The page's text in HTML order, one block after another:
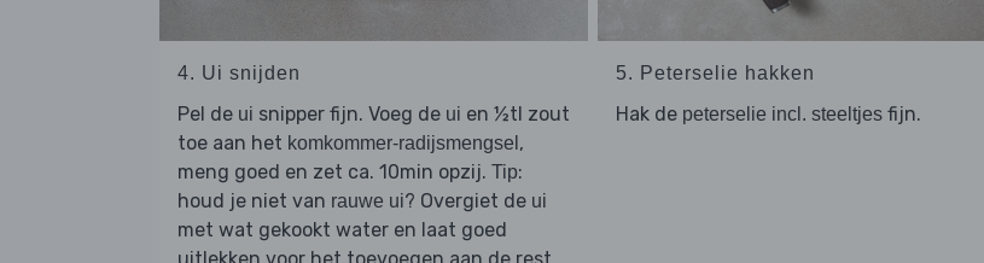
4. Ui snijden
Pel de ui snipper fijn. Voeg de ui en ½tl zout
toe aan het komkommer-radijsmengsel ,
meng goed en zet ca. 10min opzij. Tip:
houd je niet van rauwe ui? Overgiet de ui
met wat gekookt water en laat goed
uitlekken voor het toevoegen aan de rest
5. Peterselie hakken
Hak de peterselie incl. steeltjesfijn.